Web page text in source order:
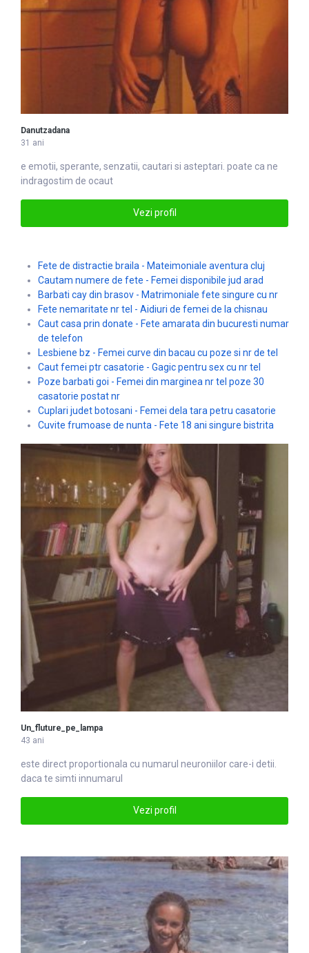
Danutzadana
31 ani
e emotii, sperante, senzatii, cautari si asteptari. poate ca ne
indragostim de ocaut
Vezi profil
Fete de distractie braila - Mateimoniale aventura cluj
Cautam numere de fete - Femei disponibile jud arad
Barbati cay din brasov - Matrimoniale fete singure cu nr
Fete nemaritate nr tel - Aidiuri de femei de la chisnau
Caut casa prin donate - Fete amarata din bucuresti numar
de telefon
Lesbiene bz - Femei curve din bacau cu poze si nr de tel
Caut femei ptr casatorie - Gagic pentru sex cu nr tel
Poze barbati goi - Femei din marginea nr tel poze 30
casatorie postat nr
Cuplari judet botosani - Femei dela tara petru casatorie
Cuvite frumoase de nunta - Fete 18 ani singure bistrita
Un_fluture_pe_lampa
43 ani
este direct proportionala cu numarul neuroniilor care-i detii.
daca te simti innumarul
Vezi profil